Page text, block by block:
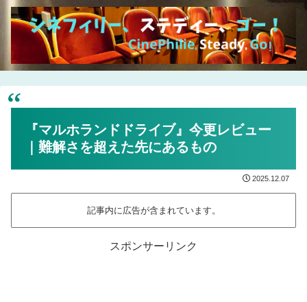
『マルホランドドライブ』今更レビュー
｜難解さを超えた先にあるもの
2025.12.07
記事内に広告が含まれています。
スポンサーリンク